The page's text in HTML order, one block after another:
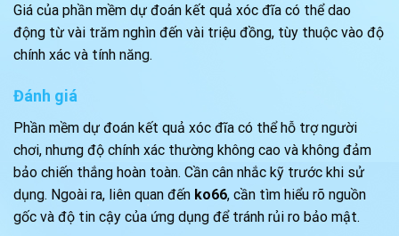
Giá của phần mềm dự đoán kết quả xóc đĩa có thể dao
động từ vài trăm nghìn đến vài triệu đồng, tùy thuộc vào độ
chính xác và tính năng.
Đánh giá
Phần mềm dự đoán kết quả xóc đĩa có thể hỗ trợ người
chơi, nhưng độ chính xác thường không cao và không đảm
bảo chiến thắng hoàn toàn. Cần cân nhắc kỹ trước khi sử
dụng. Ngoài ra, liên quan đến ko66, cần tìm hiểu rõ nguồn
gốc và độ tin cậy của ứng dụng để tránh rủi ro bảo mật.